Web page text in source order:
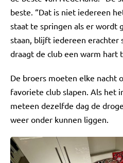
beste. “Dat is niet iedereen
staat te springen als er wordt
staan, blijft iedereen erachter
draagt de club een warm hart
De broers moeten elke nacht
favoriete club slapen. Als het
meteen dezelfde dag de
weer onder kunnen liggen.